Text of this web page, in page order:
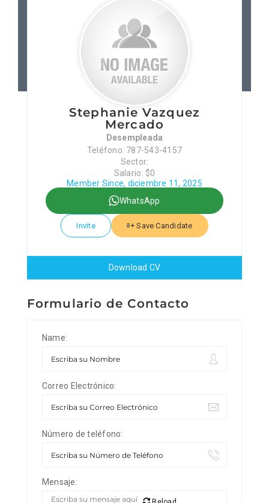
Patronos
Junta Local Desarrollo
Adiestramientos
Eventos
Sobre Nosotros
Contacto
Stephanie Vazquez
Mercado
Desempleada
Teléfono: 787-543-4157
Sector:
Salario: $0
Member Since, diciembre 11, 2025
WhatsApp
Invite Save Candidate
Download CV
Formulario de Contacto
Name:
Correo Electrónico:
Número de teléfono:
Mensaje: